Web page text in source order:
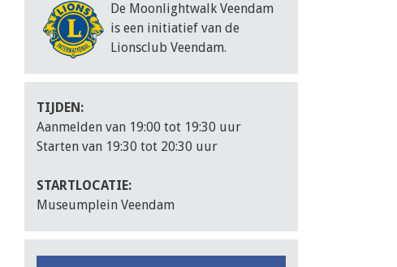
De Moonlightwalk Veendam
is een initiatief van de
Lionsclub Veendam.
TIJDEN:
Aanmelden van 19:00 tot 19:30 uur
Starten van 19:30 tot 20:30 uur
STARTLOCATIE:
Museumplein Veendam